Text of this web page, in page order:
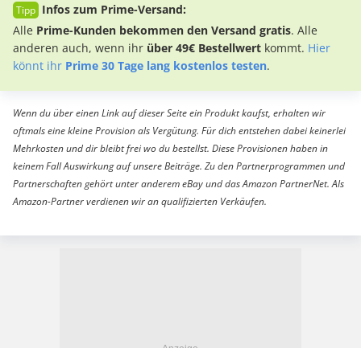
Infos zum Prime-Versand:
Alle Prime-Kunden bekommen den Versand gratis. Alle
anderen auch, wenn ihr über 49€ Bestellwert kommt. Hier
könnt ihr Prime 30 Tage lang kostenlos testen.
Wenn du über einen Link auf dieser Seite ein Produkt kaufst, erhalten wir
oftmals eine kleine Provision als Vergütung. Für dich entstehen dabei keinerlei
Mehrkosten und dir bleibt frei wo du bestellst. Diese Provisionen haben in
keinem Fall Auswirkung auf unsere Beiträge. Zu den Partnerprogrammen und
Partnerschaften gehört unter anderem eBay und das Amazon PartnerNet. Als
Amazon-Partner verdienen wir an qualifizierten Verkäufen.